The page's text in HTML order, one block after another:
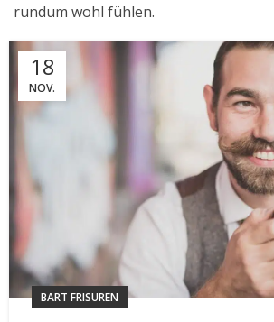
rundum wohl fühlen.
18
NOV.
BART FRISUREN